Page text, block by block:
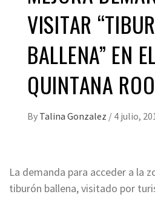
VISITAR
BALLENA” EN
QUINTANA ROO
By Talina Gonzalez / 4 julio,
La demanda para acceder a la
tiburón ballena, visitado por